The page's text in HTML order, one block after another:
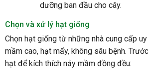
dưỡng ban đầu cho cây.
Chọn và xử lý hạt giống
Chọn hạt giống từ những nhà cung cấp
mầm cao, hạt mẩy, không sâu bệnh.
hạt để kích thích nảy mầm đồng đều: